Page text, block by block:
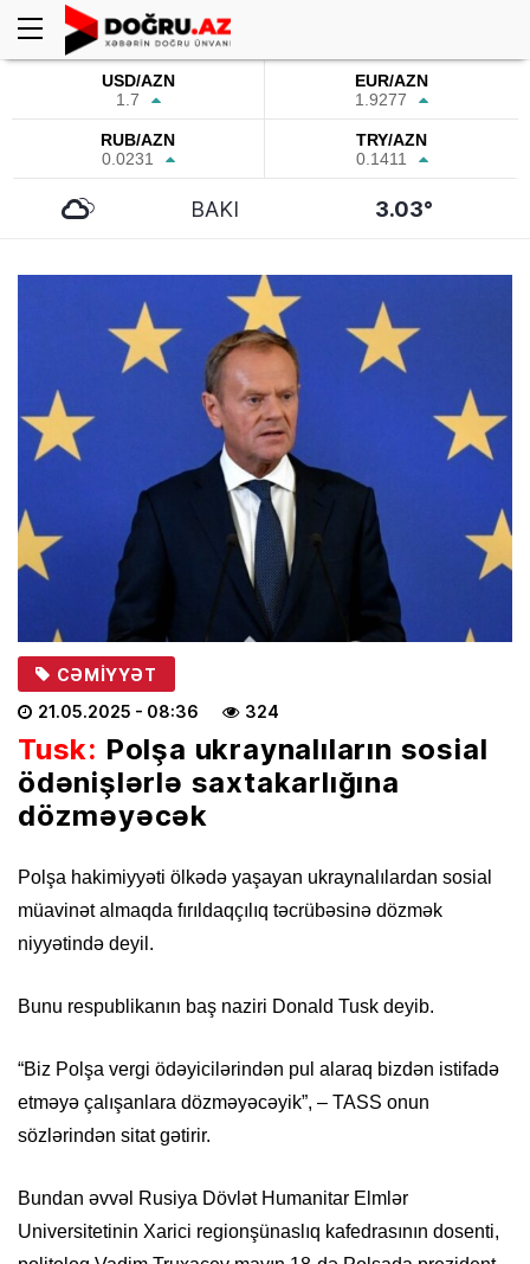
USD/AZN
1.7
EUR/AZN
1.9277
RUB/AZN
0.0231
TRY/AZN
0.1411
BAKI 3.03°
CƏMIYYƏT
21.05.2025 - 08:36 324
Tusk: Polşa ukraynalıların sosial
ödənişlərlə saxtakarlığına
dözməyəcək
Polşa hakimiyyəti ölkədə yaşayan ukraynalılardan sosial
müavinət almaqda fırıldaqçılıq təcrübəsinə dözmək
niyyətində deyil.
Bunu respublikanın baş naziri Donald Tusk deyib.
“Biz Polşa vergi ödəyicilərindən pul alaraq bizdən istifadə
etməyə çalışanlara dözməyəcəyik”, – TASS onun
sözlərindən sitat gətirir.
Bundan əvvəl Rusiya Dövlət Humanitar Elmlər
Universitetinin Xarici regionşünaslıq kafedrasının dosenti,